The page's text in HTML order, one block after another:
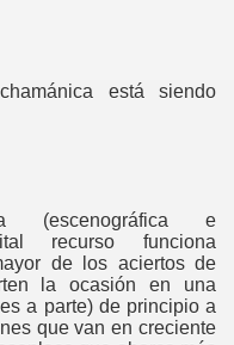
está siendo
(escenográfica e
recurso funciona
de los aciertos de
la ocasión en una
a parte) de principio a
que van en creciente